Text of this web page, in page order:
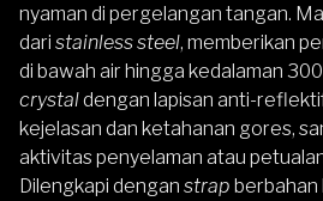
nyaman di pergelangan tangan.
dari stainless steel, memberikan
di bawah air hingga kedalaman
crystaldengan lapisan anti-
kejelasan dan ketahanan gores,
aktivitas penyelaman atau
Dilengkapi dengan strap berbahan